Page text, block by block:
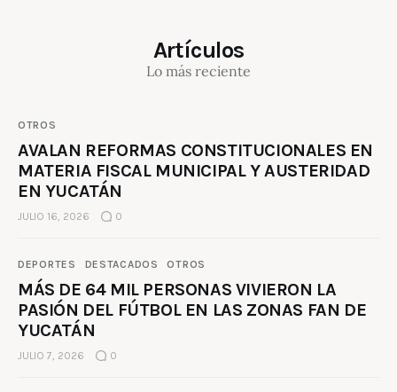
Artículos
Lo más reciente
OTROS
AVALAN REFORMAS CONSTITUCIONALES EN
MATERIA FISCAL MUNICIPAL Y AUSTERIDAD
EN YUCATÁN
JULIO 16, 2026 0
DEPORTES DESTACADOS OTROS
MÁS DE 64 MIL PERSONAS VIVIERON LA
PASIÓN DEL FÚTBOL EN LAS ZONAS FAN DE
YUCATÁN
JULIO 7, 2026 0